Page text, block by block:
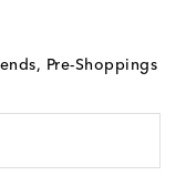
Pre-Shoppings